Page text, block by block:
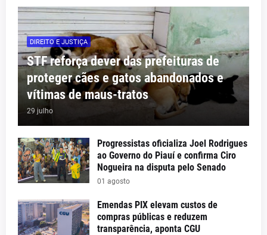
DIREITO E JUSTIÇA
STF reforça dever das prefeituras de
proteger cães e gatos abandonados e
vítimas de maus-tratos
29 julho
Progressistas oficializa Joel Rodrigues
ao Governo do Piauí e confirma Ciro
Nogueira na disputa pelo Senado
01 agosto
Emendas PIX elevam custos de
compras públicas e reduzem
transparência, aponta CGU